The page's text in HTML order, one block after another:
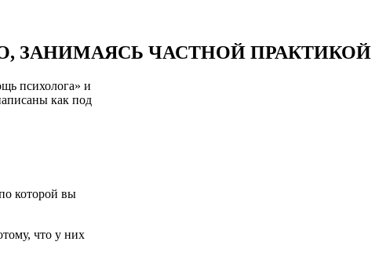
ЗАНИМАЯСЬ ЧАСТНОЙ ПРАКТИКОЙ
психолога» и
как под
которой вы
что у них